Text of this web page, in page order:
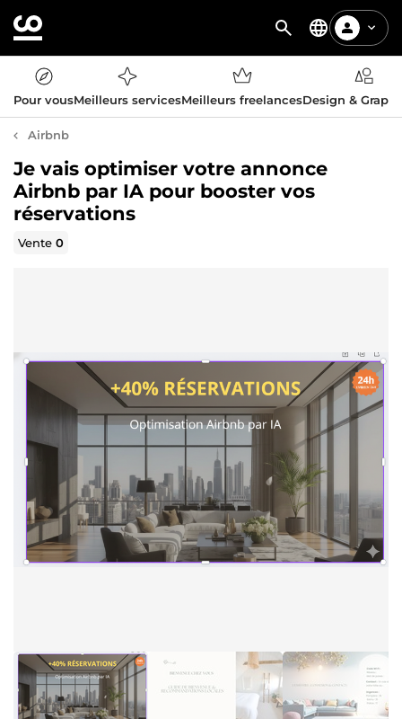
Pour vousMeilleurs servicesMeilleurs freelancesDesign &
Airbnb
Je vais optimiser votre annonce
Airbnb par IA pour booster vos
réservations
Vente0